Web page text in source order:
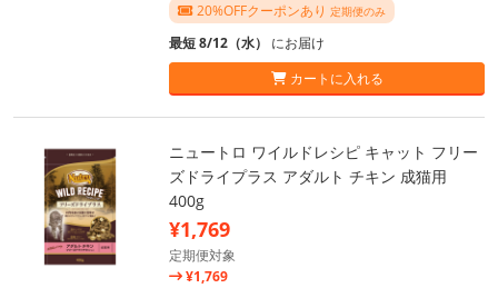
20%OFFクーポンあり 定期便のみ
最短 8/12（水） にお届け
カートに入れる
ニュートロ ワイルドレシピ キャット フリー
ズドライプラス アダルト チキン 成猫用
400g
¥1,769
定期便対象
¥1,769